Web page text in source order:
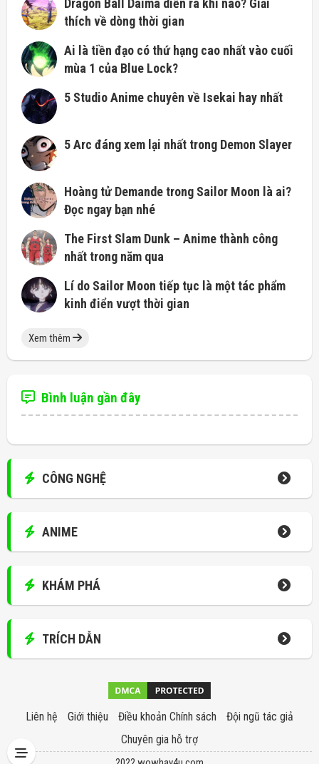
Dragon Ball Daima diễn ra khi nào? Giải
thích về dòng thời gian
Ai là tiền đạo có thứ hạng cao nhất vào cuối
mùa 1 của Blue Lock?
5 Studio Anime chuyên về Isekai hay nhất
5 Arc đáng xem lại nhất trong Demon Slayer
Hoàng tử Demande trong Sailor Moon là ai?
Đọc ngay bạn nhé
The First Slam Dunk – Anime thành công
nhất trong năm qua
Lí do Sailor Moon tiếp tục là một tác phẩm
kinh điển vượt thời gian
Xem thêm
Bình luận gần đây
CÔNG NGHỆ
ANIME
KHÁM PHÁ
TRÍCH DẪN
Liên hệ Giới thiệu Điều khoản Chính sách
Đội ngũ tác giả
Chuyên gia hỗ trợ